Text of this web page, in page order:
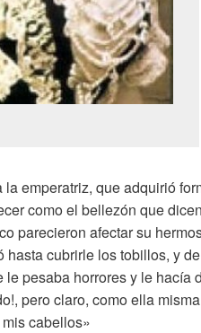
emperatriz, que adquirió
como el bellezón que
parecieron afectar su
hasta cubrirle los tobillos, y
pesaba horrores y le hacía
pero claro, como ella
cabellos»